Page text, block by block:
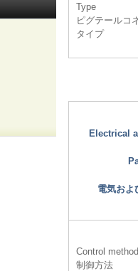
Type
ピグテールコ
タイプ
Electrical
電気およ
Control method
制御方法